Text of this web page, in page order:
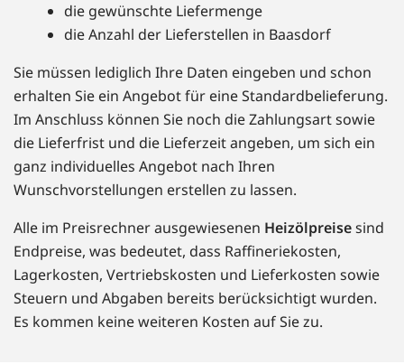
die gewünschte Liefermenge
die Anzahl der Lieferstellen in Baasdorf
Sie müssen lediglich Ihre Daten eingeben und schon
erhalten Sie ein Angebot für eine Standardbelieferung.
Im Anschluss können Sie noch die Zahlungsart sowie
die Lieferfrist und die Lieferzeit angeben, um sich ein
ganz individuelles Angebot nach Ihren
Wunschvorstellungen erstellen zu lassen.
Alle im Preisrechner ausgewiesenen Heizölpreisesind
Endpreise, was bedeutet, dass Raffineriekosten,
Lagerkosten, Vertriebskosten und Lieferkosten sowie
Steuern und Abgaben bereits berücksichtigt wurden.
Es kommen keine weiteren Kosten auf Sie zu.